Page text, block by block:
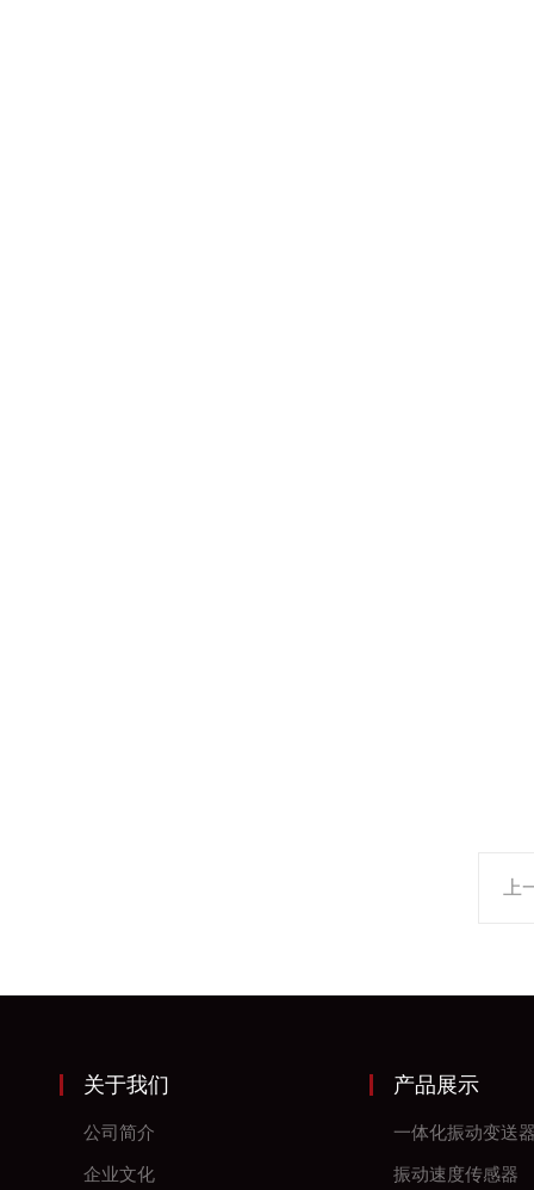
上
关于我们
公司简介
企业文化
产品展示
一体化振动变送
振动速度传感器